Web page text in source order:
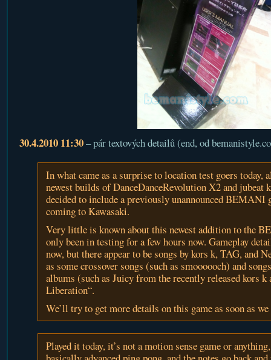
30.4.2010 11:30– pár textových detailů (end, od
In what came as a surprise to location test goers today,
newest builds of DanceDanceRevolution X2 and jubeat
decided to include a previously unannounced BEMANI
coming to Kawasaki.
Very little is known about this newest addition to the
only been in testing for a few hours now. Gameplay
now, but there appear to be songs by kors k, TAG, and
as some crossover songs (such as smoooooch) and
albums (such as Juicy from the recently released kors k
Liberation“.
We’ll try to get more details on this game as soon as we
Played it today, it’s not a motion sense game or